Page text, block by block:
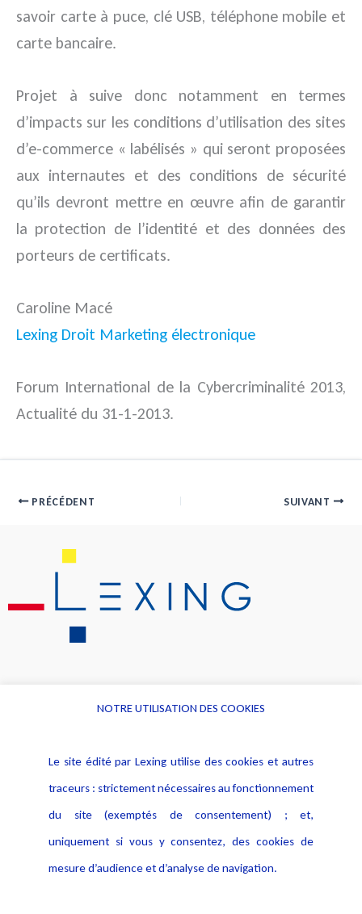
savoir carte à puce, clé USB, téléphone mobile et
carte bancaire.
Projet à suive donc notamment en termes
d’impacts sur les conditions d’utilisation des sites
d’e-commerce « labélisés » qui seront proposées
aux internautes et des conditions de sécurité
qu’ils devront mettre en œuvre afin de garantir
la protection de l’identité et des données des
porteurs de certificats.
Caroline Macé
Lexing Droit Marketing électronique
Forum International de la Cybercriminalité 2013,
Actualité du 31-1-2013.
PRÉCÉDENT SUIVANT
Alerte professionnelle
Déclaration d'accessibilité
Notice Légale
Politique de protection des
données
Publications
NOTRE UTILISATION DES COOKIES
Le site édité par Lexing utilise des cookies et autres
traceurs : strictement nécessaires au fonctionnement
du site (exemptés de consentement) ; et,
uniquement si vous y consentez, des cookies de
mesure d’audience et d’analyse de navigation.